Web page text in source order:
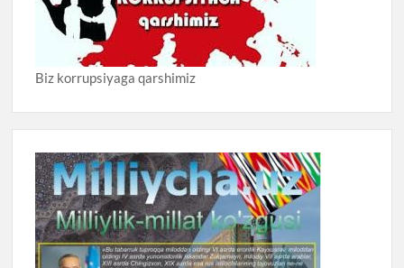
Biz korrupsiyaga qarshimiz